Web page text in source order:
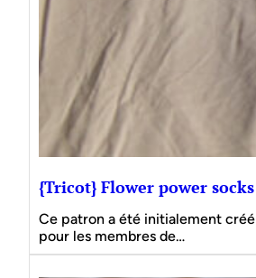
{Tricot} Flower power socks
Ce patron a été initialement créé
pour les membres de…